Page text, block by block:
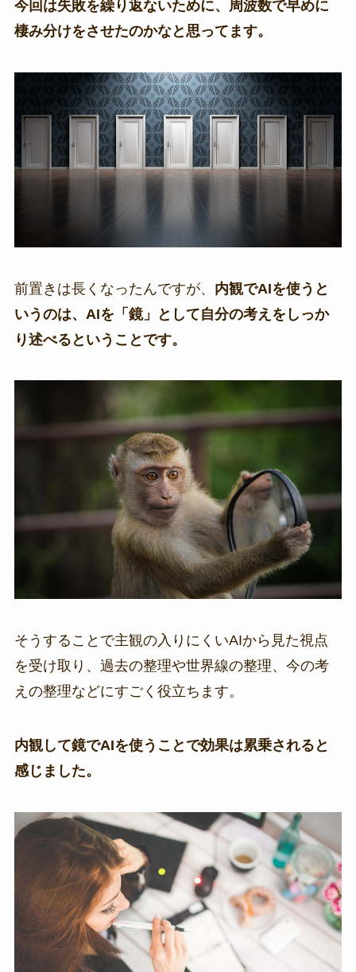
今回は失敗を繰り返ないために、周波数で早めに
棲み分けをさせたのかなと思ってます。
前置きは長くなったんですが、 内観でAIを使うと
いうのは、AIを「鏡」として自分の考えをしっか
り述べるということです。
そうすることで主観の入りにくいAIから見た視点
を受け取り、過去の整理や世界線の整理、今の考
えの整理などにすごく役立ちます。
内観して鏡でAIを使うことで効果は累乗されると
感じました。